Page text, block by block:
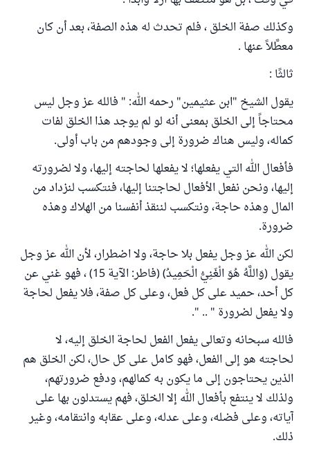
وكذلك صفة الخلق ، فلم تحدث له هذه الصفة، بعد أن كان
معطَّلاً عنها .
ثالثًا :
يقول الشيخ "ابن عثيمين" رحمه الله: " فالله عز وجل ليس
محتاجاً إلى الخلق بمعنى أنه لو لم يوجد هذا الخلق لفات
كماله، وليس هناك ضرورة إلى وجودهم من باب أولى.
فأفعال الله التي يفعلها؛ لا يفعلها لحاجته إليها، ولا لضرورته
إليها، ونحن نفعل الأفعال لحاجتنا إليها، فنتكسب لنزداد من
المال وهذه حاجة، ونتكسب لننقذ أنفسنا من الهلاك وهذه
ضرورة.
لكن الله عز وجل يفعل بلا حاجة، ولا اضطرار، لأن الله عز وجل
يقول (وَاللَّهُ هُوَ الْغَنِيُّ الْحَمِيدُ) (فاطر: الآية 15) ، فهو غني عن
كل أحد، حميد على كل فعل، وعلى كل صفة، فلا يفعل لحاجة
ولا يفعل لضرورة " .. ".
فالله سبحانه وتعالى يفعل الفعل لحاجة الخلق إليه، لا
لحاجته هو إلى الفعل، فهو كامل على كل حال، لكن الخلق هم
الذين يحتاجون إلى ما يكون به كمالهم، ودفع ضرورتهم،
ولذلك لا ينتفع بأفعال الله إلا الخلق، فهم يستدلون بها على
آياته، وعلى فضله، وعلى عدله، وعلى عقابه وانتقامه، وغير
ذلك.